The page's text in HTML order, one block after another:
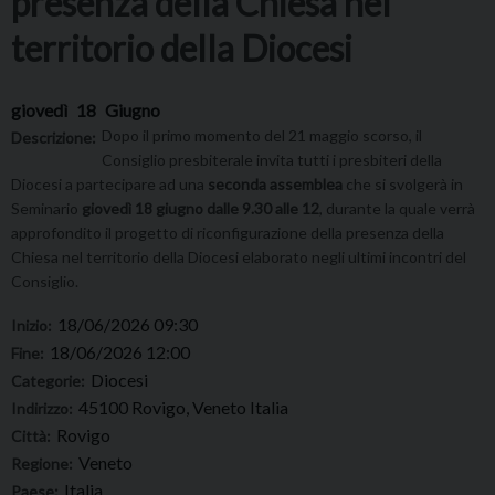
territorio della Diocesi
giovedì 18 Giugno
Descrizione: Dopo il primo momento del 21 maggio scorso, il
Consiglio presbiterale invita tutti i presbiteri della
Diocesi a partecipare ad una seconda assemblea che si svolgerà in
Seminario giovedì 18 giugno dalle 9.30 alle 12 , durante la quale verrà
approfondito il progetto di riconfigurazione della presenza della
Chiesa nel territorio della Diocesi elaborato negli ultimi incontri del
Consiglio.
Inizio: 18/06/2026 09:30
Fine: 18/06/2026 12:00
Categorie: Diocesi
Indirizzo: 45100 Rovigo, Veneto Italia
Città: Rovigo
Regione: Veneto
Italia